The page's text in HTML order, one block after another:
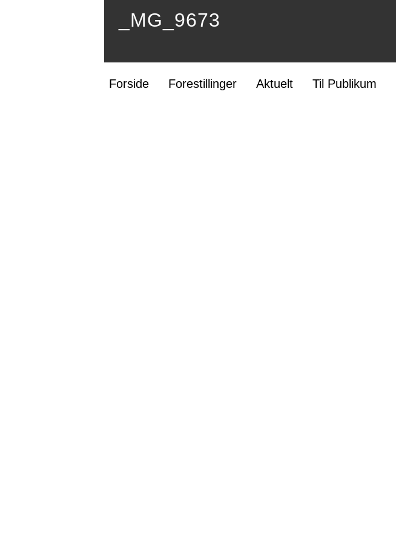
Forside Forestillinger Aktuelt Til Publikum
_MG_9673